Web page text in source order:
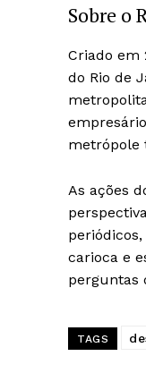
Sobre o
Criado em
do Rio de
metrópole
As ações
carioca e
perguntas
TAGS